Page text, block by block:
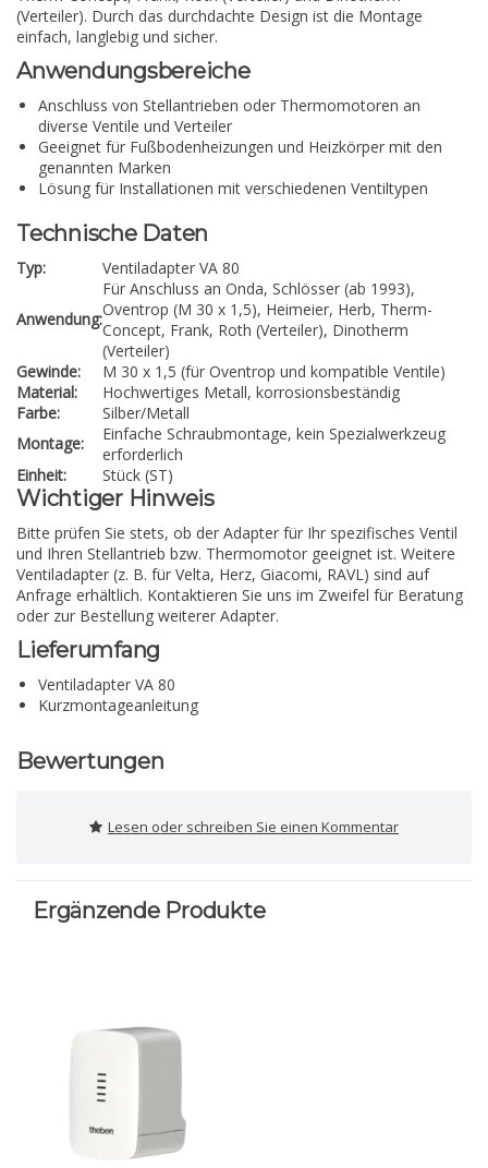
(Verteiler). Durch das durchdachte Design ist die Montage
einfach, langlebig und sicher.
Anwendungsbereiche
Anschluss von Stellantrieben oder Thermomotoren an
diverse Ventile und Verteiler
Geeignet für Fußbodenheizungen und Heizkörper mit den
genannten Marken
Lösung für Installationen mit verschiedenen Ventiltypen
Technische Daten
Typ: Ventiladapter VA 80
Anwendung:
Für Anschluss an Onda, Schlösser (ab 1993),
Oventrop (M 30 x 1,5), Heimeier, Herb, Therm-
Concept, Frank, Roth (Verteiler), Dinotherm
(Verteiler)
Gewinde:
M 30 x 1,5 (für Oventrop und kompatible Ventile)
Material:
Hochwertiges Metall, korrosionsbeständig
Farbe:
Silber/Metall
Montage:
Einfache Schraubmontage, kein Spezialwerkzeug
erforderlich
Einheit:
Stück (ST)
Wichtiger Hinweis
Bitte prüfen Sie stets, ob der Adapter für Ihr spezifisches Ventil
und Ihren Stellantrieb bzw. Thermomotor geeignet ist. Weitere
Ventiladapter (z. B. für Velta, Herz, Giacomi, RAVL) sind auf
Anfrage erhältlich. Kontaktieren Sie uns im Zweifel für Beratung
oder zur Bestellung weiterer Adapter.
Lieferumfang
Ventiladapter VA 80
Kurzmontageanleitung
Bewertungen
Lesen oder schreiben Sie einen Kommentar
Ergänzende Produkte